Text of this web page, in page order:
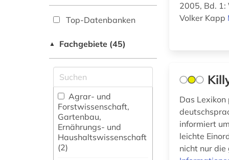
Top-Datenbanken
▲ Fachgebiete (45)
Agrar- und
Forstwissenschaft,
Gartenbau,
Ernährungs- und
Haushaltswissenschaft
(2)
2005, Bd. 1:
Volker Kapp
Das
informiert
leichte
nicht nur die